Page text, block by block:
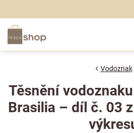
Vodoznak
Těsnění
Brasilia – díl č. 03